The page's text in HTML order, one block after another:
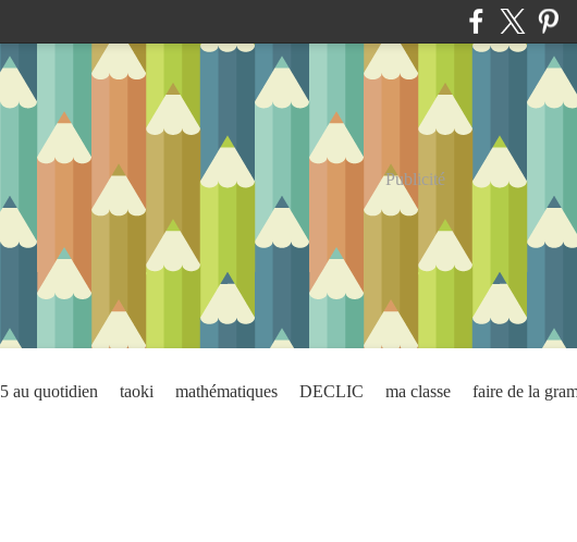
Publicité
5 au quotidien taoki mathématiques DECLIC ma classe faire de la